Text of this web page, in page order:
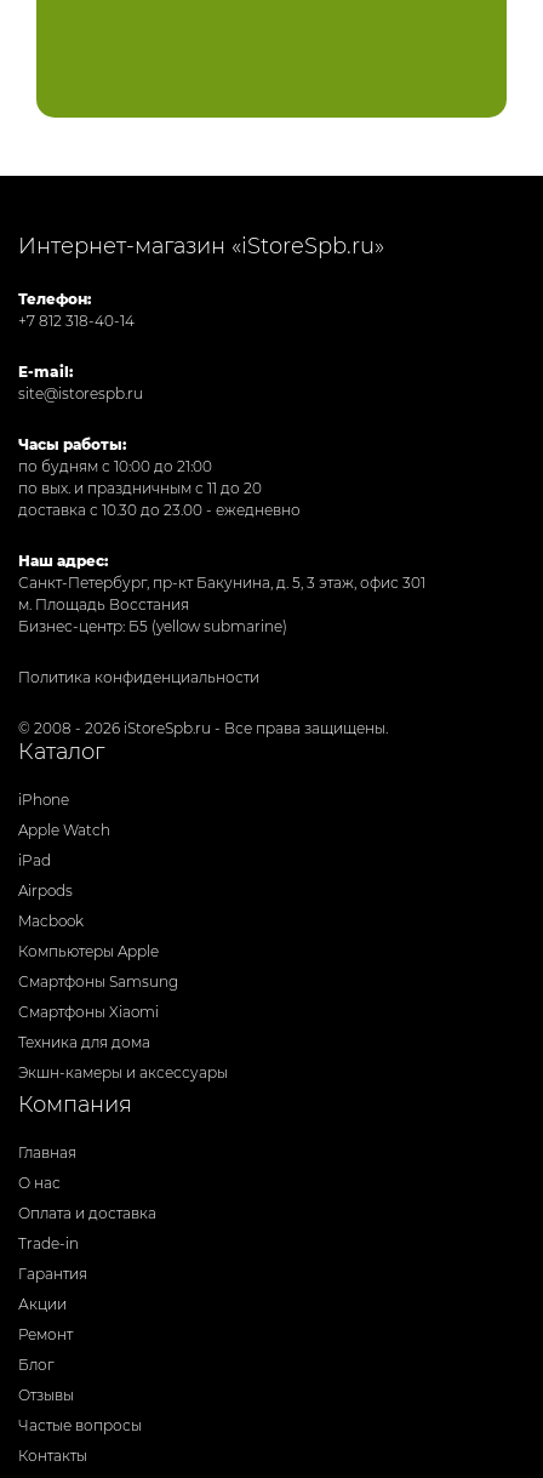
Интернет-магазин «iStoreSpb.ru»
Телефон:
+7 812 318-40-14
E-mail:
site@istorespb.ru
Часы работы:
по будням с 10:00 до 21:00
по вых. и праздничным с 11 до 20
доставка с 10.30 до 23.00 - ежедневно
Наш адрес:
Санкт-Петербург, пр-кт Бакунина, д. 5, 3 этаж, офис 301
м. Площадь Восстания
Бизнес-центр: Б5 (yellow submarine)
Политика конфиденциальности
© 2008 - 2026 iStoreSpb.ru - Все права защищены.
Каталог
iPhone
Apple Watch
iPad
Airpods
Macbook
Компьютеры Apple
Смартфоны Samsung
Смартфоны Xiaomi
Техника для дома
Экшн-камеры и аксессуары
Компания
Главная
О нас
Оплата и доставка
Trade-in
Гарантия
Акции
Ремонт
Блог
Отзывы
Частые вопросы
Контакты